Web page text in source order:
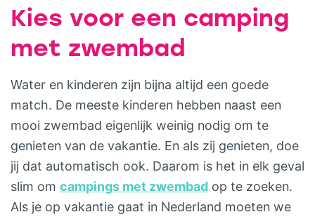
Kies voor een camping
met zwembad
Water en kinderen zijn bijna altijd een goede
match. De meeste kinderen hebben naast een
mooi zwembad eigenlijk weinig nodig om te
genieten van de vakantie. En als zij genieten, doe
jij dat automatisch ook. Daarom is het in elk geval
slim om campings met zwembad op te zoeken.
Als je op vakantie gaat in Nederland moeten we